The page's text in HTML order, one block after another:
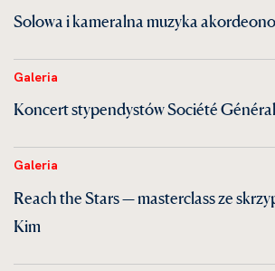
Solowa i kameralna muzyka
Galeria
Koncert stypendystów Société
Galeria
Reach the Stars — masterclass ze
Kim